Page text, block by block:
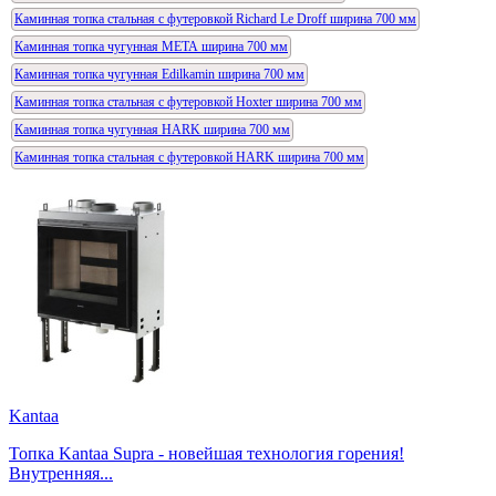
Каминная топка стальная с футеровкой Richard Le Droff ширина 700 мм
Каминная топка чугунная МЕТА ширина 700 мм
Каминная топка чугунная Edilkamin ширина 700 мм
Каминная топка стальная с футеровкой Hoxter ширина 700 мм
Каминная топка чугунная HARK ширина 700 мм
Каминная топка стальная с футеровкой HARK ширина 700 мм
Kantaa
Топка Kantaa Supra - новейшая технология горения!
Внутренняя...